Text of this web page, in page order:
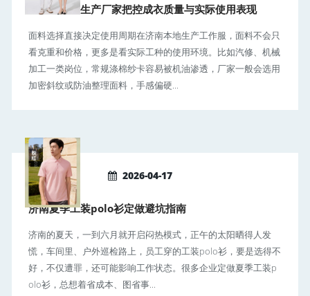
济南工作服生产厂家把控成衣质量与实际使用表现
面料选择直接决定使用周期在济南本地生产工作服，面料不会只
看克重和价格，更多是看实际工种的使用环境。比如汽修、机械
加工一类岗位，常规涤棉纱卡容易被机油渗透，厂家一般会选用
加密斜纹或防油整理面料，手感偏硬...
2026-04-17
济南夏季工装polo衫定做避坑指南
济南的夏天，一到六月就开启闷热模式，正午的太阳晒得人发
慌，车间里、户外巡检路上，员工穿的工装polo衫，要是选得不
好，不仅遭罪，还可能影响工作状态。很多企业定做夏季工装p
olo衫，总想着省成本、图省事...